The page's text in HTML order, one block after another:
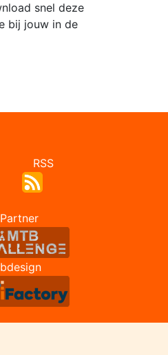
snel deze
bij jouw in de